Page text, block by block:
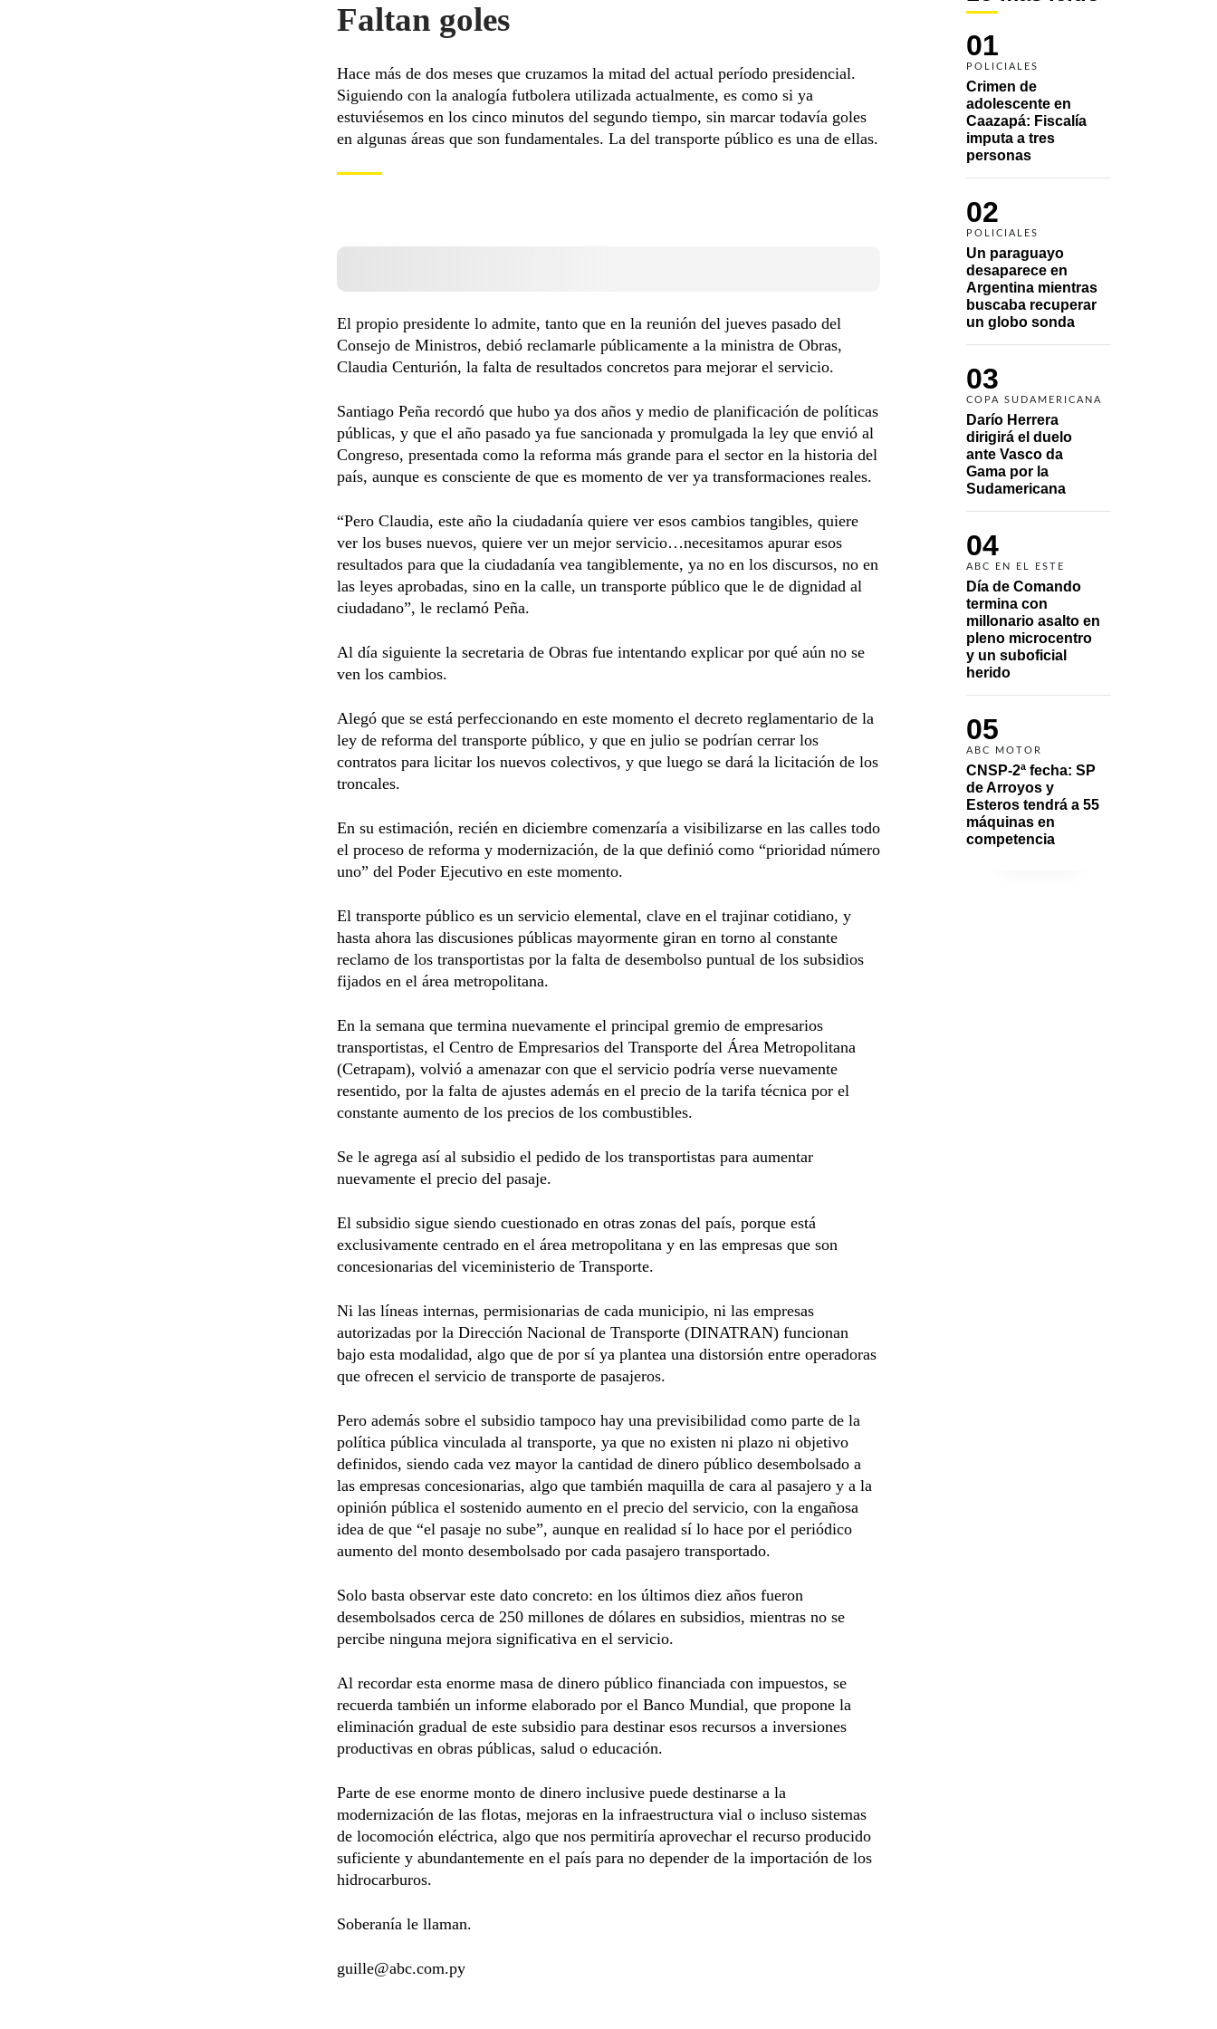
01
POLICIALES
Crimen de
adolescente en
Caazapá: Fiscalía
imputa a tres
personas
02
POLICIALES
Un paraguayo
desaparece en
Argentina mientras
buscaba recuperar
un globo sonda
03
COPA SUDAMERICANA
Darío Herrera
dirigirá el duelo
ante Vasco da
Gama por la
Sudamericana
04
ABC EN EL ESTE
Día de Comando
termina con
millonario asalto en
pleno microcentro
y un suboficial
herido
05
ABC MOTOR
CNSP-2ª fecha: SP
de Arroyos y
Esteros tendrá a 55
máquinas en
competencia
Faltan goles
Hace más de dos meses que cruzamos la mitad del actual período presidencial.
Siguiendo con la analogía futbolera utilizada actualmente, es como si ya
estuviésemos en los cinco minutos del segundo tiempo, sin marcar todavía goles
en algunas áreas que son fundamentales. La del transporte público es una de ellas.
El propio presidente lo admite, tanto que en la reunión del jueves pasado del
Consejo de Ministros, debió reclamarle públicamente a la ministra de Obras,
Claudia Centurión, la falta de resultados concretos para mejorar el servicio.
Santiago Peña recordó que hubo ya dos años y medio de planificación de políticas
públicas, y que el año pasado ya fue sancionada y promulgada la ley que envió al
Congreso, presentada como la reforma más grande para el sector en la historia del
país, aunque es consciente de que es momento de ver ya transformaciones reales.
“Pero Claudia, este año la ciudadanía quiere ver esos cambios tangibles, quiere
ver los buses nuevos, quiere ver un mejor servicio…necesitamos apurar esos
resultados para que la ciudadanía vea tangiblemente, ya no en los discursos, no en
las leyes aprobadas, sino en la calle, un transporte público que le de dignidad al
ciudadano”, le reclamó Peña.
Al día siguiente la secretaria de Obras fue intentando explicar por qué aún no se
ven los cambios.
Alegó que se está perfeccionando en este momento el decreto reglamentario de la
ley de reforma del transporte público, y que en julio se podrían cerrar los
contratos para licitar los nuevos colectivos, y que luego se dará la licitación de los
troncales.
En su estimación, recién en diciembre comenzaría a visibilizarse en las calles todo
el proceso de reforma y modernización, de la que definió como “prioridad número
uno” del Poder Ejecutivo en este momento.
El transporte público es un servicio elemental, clave en el trajinar cotidiano, y
hasta ahora las discusiones públicas mayormente giran en torno al constante
reclamo de los transportistas por la falta de desembolso puntual de los subsidios
fijados en el área metropolitana.
En la semana que termina nuevamente el principal gremio de empresarios
transportistas, el Centro de Empresarios del Transporte del Área Metropolitana
(Cetrapam), volvió a amenazar con que el servicio podría verse nuevamente
resentido, por la falta de ajustes además en el precio de la tarifa técnica por el
constante aumento de los precios de los combustibles.
Se le agrega así al subsidio el pedido de los transportistas para aumentar
nuevamente el precio del pasaje.
El subsidio sigue siendo cuestionado en otras zonas del país, porque está
exclusivamente centrado en el área metropolitana y en las empresas que son
concesionarias del viceministerio de Transporte.
Ni las líneas internas, permisionarias de cada municipio, ni las empresas
autorizadas por la Dirección Nacional de Transporte (DINATRAN) funcionan
bajo esta modalidad, algo que de por sí ya plantea una distorsión entre operadoras
que ofrecen el servicio de transporte de pasajeros.
Pero además sobre el subsidio tampoco hay una previsibilidad como parte de la
política pública vinculada al transporte, ya que no existen ni plazo ni objetivo
definidos, siendo cada vez mayor la cantidad de dinero público desembolsado a
las empresas concesionarias, algo que también maquilla de cara al pasajero y a la
opinión pública el sostenido aumento en el precio del servicio, con la engañosa
idea de que “el pasaje no sube”, aunque en realidad sí lo hace por el periódico
aumento del monto desembolsado por cada pasajero transportado.
Solo basta observar este dato concreto: en los últimos diez años fueron
desembolsados cerca de 250 millones de dólares en subsidios, mientras no se
percibe ninguna mejora significativa en el servicio.
Al recordar esta enorme masa de dinero público financiada con impuestos, se
recuerda también un informe elaborado por el Banco Mundial, que propone la
eliminación gradual de este subsidio para destinar esos recursos a inversiones
productivas en obras públicas, salud o educación.
Parte de ese enorme monto de dinero inclusive puede destinarse a la
modernización de las flotas, mejoras en la infraestructura vial o incluso sistemas
de locomoción eléctrica, algo que nos permitiría aprovechar el recurso producido
suficiente y abundantemente en el país para no depender de la importación de los
hidrocarburos.
Soberanía le llaman.
guille@abc.com.py